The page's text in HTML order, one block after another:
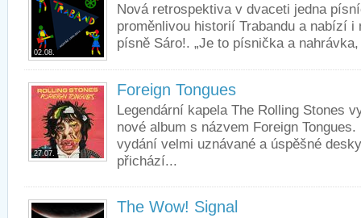
02.08.
Nová retrospektiva v dvaceti jedna
proměnlivou historií Trabandu a nabízí i
písně Sáro!. „Je to písnička a
27.07.
Foreign Tongues
Legendární kapela The Rolling Stones
nové album s názvem Foreign
vydání velmi uznávané a úspěšné
přichází...
The Wow! Signal